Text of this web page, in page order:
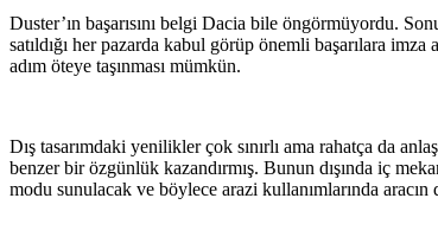
Duster’ın başarısını belgi Dacia bile öngörmüyordu.
satıldığı her pazarda kabul görüp önemli başarılara
adım öteye taşınması mümkün.
Dış tasarımdaki yenilikler çok sınırlı ama rahatça da
benzer bir özgünlük kazandırmış. Bunun dışında iç
modu sunulacak ve böylece arazi kullanımlarında